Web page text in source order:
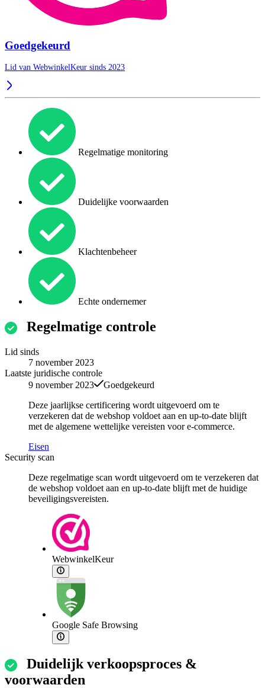
Goedgekeurd
Lid van WebwinkelKeur sinds 2023
Regelmatige monitoring
Duidelijke voorwaarden
Klachtenbeheer
Echte ondernemer
Regelmatige controle
Lid sinds
7 november 2023
Laatste juridische controle
9 november 2023
Goedgekeurd
Deze jaarlijkse certificering wordt uitgevoerd om te
verzekeren dat de webshop voldoet aan en up-to-date blijft
met de algemene wettelijke vereisten voor e-commerce.
Eisen
Security scan
Deze regelmatige scan wordt uitgevoerd om te verzekeren dat
de webshop voldoet aan en up-to-date blijft met de huidige
beveiligingsvereisten.
WebwinkelKeur
Google Safe Browsing
Duidelijk verkoopsproces &
voorwaarden